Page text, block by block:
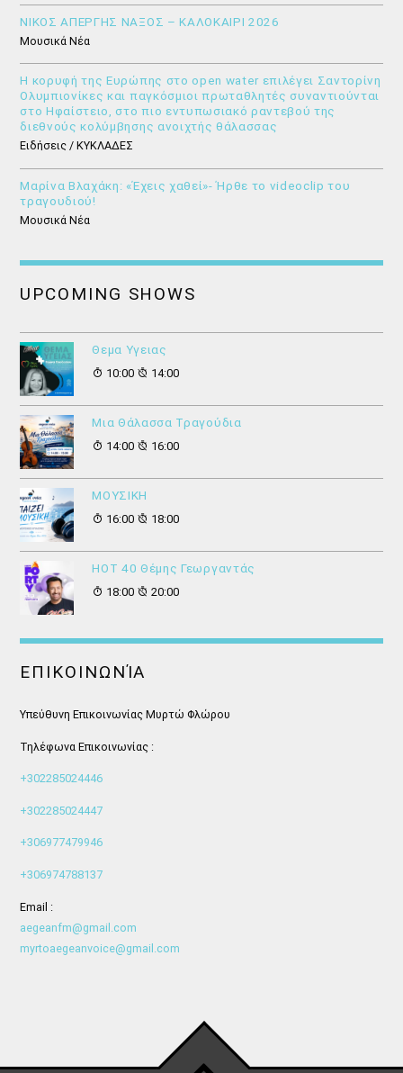
ΝΙΚΟΣ ΑΠΕΡΓΗΣ ΝΑΞΟΣ – ΚΑΛΟΚΑΙΡΙ 2026
Μουσικά Νέα
Η κορυφή της Ευρώπης στο open water επιλέγει Σαντορίνη
Ολυμπιονίκες και παγκόσμιοι πρωταθλητές συναντιούνται
στο Ηφαίστειο, στο πιο εντυπωσιακό ραντεβού της
διεθνούς κολύμβησης ανοιχτής θάλασσας
Ειδήσεις / ΚΥΚΛΑΔΕΣ
Μαρίνα Βλαχάκη: «Έχεις χαθεί»- Ήρθε το videoclip του
τραγουδιού!
Μουσικά Νέα
UPCOMING SHOWS
Θεμα Υγειας
10:00
14:00
Μια Θάλασσα Τραγούδια
14:00
16:00
ΜΟΥΣΙΚΗ
16:00
18:00
HOT 40 Θέμης Γεωργαντάς
18:00
20:00
ΕΠΙΚΟΙΝΩΝΊΑ
Υπεύθυνη Επικοινωνίας Μυρτώ Φλώρου
Τηλέφωνα Επικοινωνίας :
+302285024446
+302285024447
+306977479946
+306974788137
Email :
aegeanfm@gmail.com
myrtoaegeanvoice@gmail.com